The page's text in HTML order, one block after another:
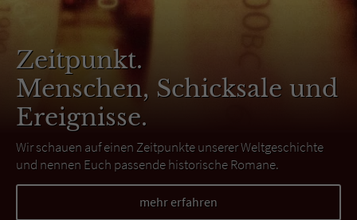
Zeitpunkt.
Menschen, Schicksale und
Ereignisse.
Wir schauen auf einen Zeitpunkte unserer Weltgeschichte
und nennen Euch passende historische Romane.
mehr erfahren